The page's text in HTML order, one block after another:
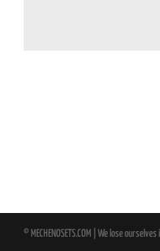
© MECHENOSETS.COM | We lose